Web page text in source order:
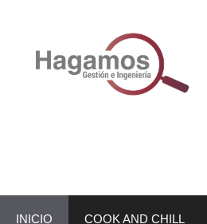
INICIO COOK AND CHILL